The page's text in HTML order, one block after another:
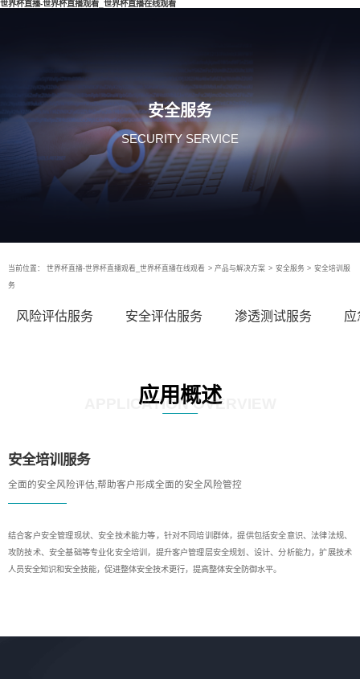
世界杯直播-世界杯直播观看_世界杯直播在线观看
安全服务
SECURITY SERVICE
当前位置： 世界杯直播-世界杯直播观看_世界杯直播在线观看 > 产品与解决方案 > 安全服务 > 安全培训服
务
风险评估服务 安全评估服务 渗透测试服务 应
应用概述
APPLICATION OVERVIEW
安全培训服务
全面的安全风险评估,帮助客户形成全面的安全风险管控
结合客户安全管理现状、安全技术能力等，针对不同培训群体，提供包括安全意识、法律法规、
攻防技术、安全基础等专业化安全培训，提升客户管理层安全规划、设计、分析能力，扩展技术
人员安全知识和安全技能，促进整体安全技术更行，提高整体安全防御水平。